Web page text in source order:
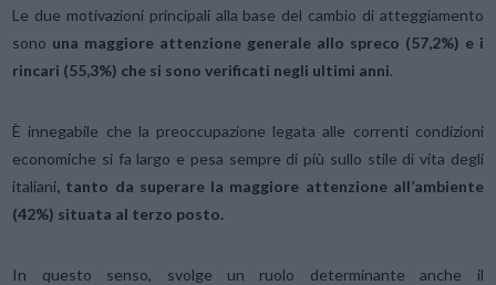
Le due motivazioni principali alla base del cambio di atteggiamento
sono una maggiore attenzione generale allo spreco (57,2%) e i
rincari (55,3%) che si sono verificati negli ultimi anni.
È innegabile che la preoccupazione legata alle correnti condizioni
economiche si fa largo e pesa sempre di più sullo stile di vita degli
italiani, tanto da superare la maggiore attenzione all’ambiente
(42%) situata al terzo posto.
In questo senso, svolge un ruolo determinante anche il